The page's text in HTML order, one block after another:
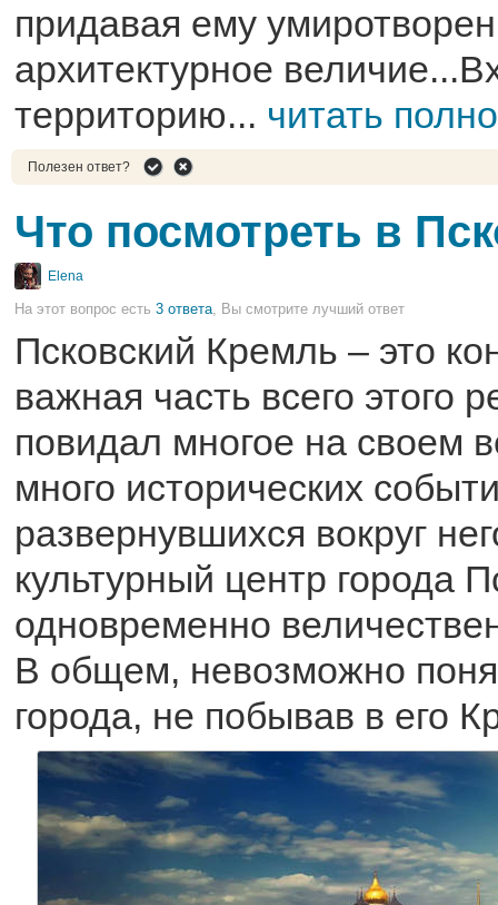
придавая ему
архитектурное
территорию... читать
Полезен ответ?
Что посмотреть в
Elena
На этот вопрос есть 3 ответа , Вы смотрите лучший ответ
Псковский Кремль – это
важная часть всего этого
повидал многое на своем
много исторических
развернувшихся вокруг
культурный центр города
одновременно
В общем, невозможно
города, не побывав в его